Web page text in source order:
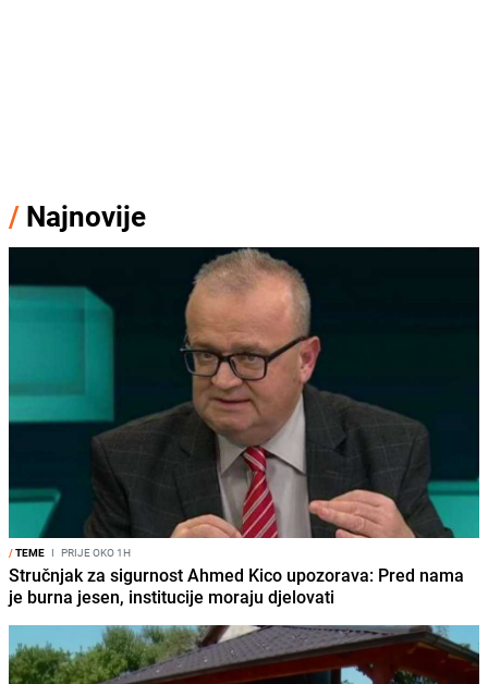
/ Najnovije
/TEME I PRIJE OKO 1H
Stručnjak za sigurnost Ahmed Kico upozorava: Pred nama
je burna jesen, institucije moraju djelovati